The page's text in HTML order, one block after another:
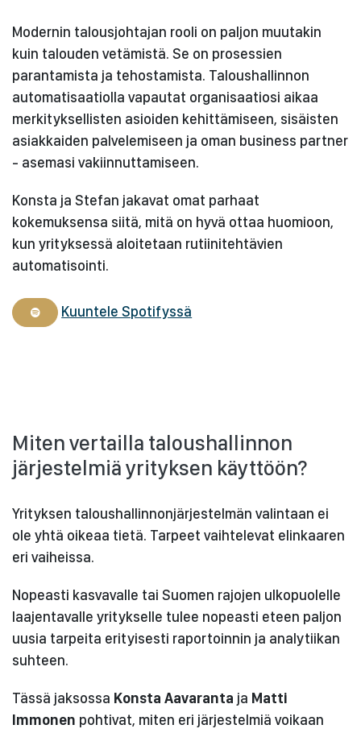
Modernin talousjohtajan rooli on paljon muutakin
kuin talouden vetämistä. Se on prosessien
parantamista ja tehostamista. Taloushallinnon
automatisaatiolla vapautat organisaatiosi aikaa
merkityksellisten asioiden kehittämiseen, sisäisten
asiakkaiden palvelemiseen ja oman business partner
- asemasi vakiinnuttamiseen.
Konsta ja Stefan jakavat omat parhaat
kokemuksensa siitä, mitä on hyvä ottaa huomioon,
kun yrityksessä aloitetaan rutiinitehtävien
automatisointi.
Kuuntele Spotifyssä
Miten vertailla taloushallinnon
järjestelmiä yrityksen käyttöön?
Yrityksen taloushallinnonjärjestelmän valintaan ei
ole yhtä oikeaa tietä. Tarpeet vaihtelevat elinkaaren
eri vaiheissa.
Nopeasti kasvavalle tai Suomen rajojen ulkopuolelle
laajentavalle yritykselle tulee nopeasti eteen paljon
uusia tarpeita erityisesti raportoinnin ja analytiikan
suhteen.
Tässä jaksossa Konsta Aavaranta ja Matti
Immonen pohtivat, miten eri järjestelmiä voikaan